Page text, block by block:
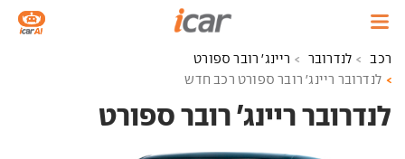
רכב לנדרובר
ריינג' רובר ספורט
לנדרובר ריינג' רובר ספורט רכב חדש
לנדרובר ריינג' רובר ספורט ‏